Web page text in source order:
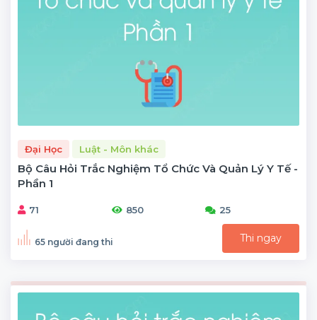
Đại Học Luật - Môn khác
Bộ Câu Hỏi Trắc Nghiệm Tổ Chức Và Quản Lý Y Tế -
Phần 1
71 850 25
65 người đang thi Thi ngay